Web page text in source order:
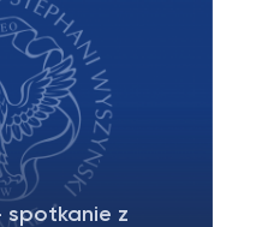
spotkanie z